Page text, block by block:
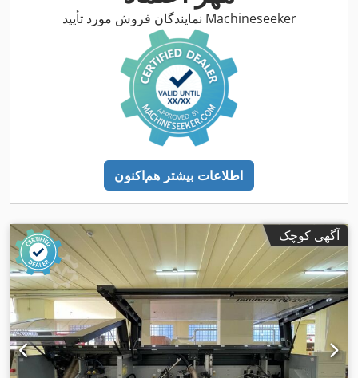
نمایندگان فروش مورد تأیید Machineseeker
اطلاعات بیشتر هم‌اکنون
آگهی کوچک